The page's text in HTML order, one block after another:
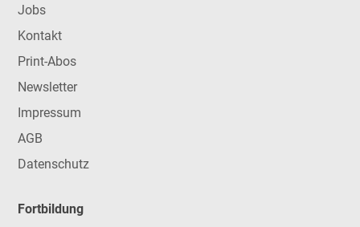
Jobs
Kontakt
Print-Abos
Newsletter
Impressum
AGB
Datenschutz
Fortbildung